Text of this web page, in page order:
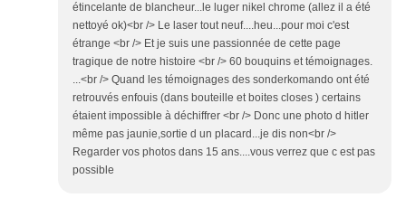
étincelante de blancheur...le luger nikel chrome (allez il a été
nettoyé ok)<br /> Le laser tout neuf....heu...pour moi c'est
étrange <br /> Et je suis une passionnée de cette page
tragique de notre histoire <br /> 60 bouquins et témoignages.
...<br /> Quand les témoignages des sonderkomando ont été
retrouvés enfouis (dans bouteille et boites closes ) certains
étaient impossible à déchiffrer <br /> Donc une photo d hitler
même pas jaunie,sortie d un placard...je dis non<br />
Regarder vos photos dans 15 ans....vous verrez que c est pas
possible